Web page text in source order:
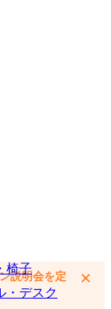
椅子
・デスク
ます
説明会を定
×